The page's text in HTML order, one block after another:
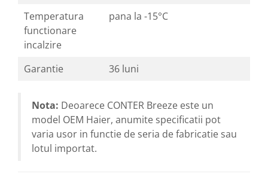
Temperatura
functionare
incalzire
pana la -15°C
Garantie 36 luni
Nota: Deoarece CONTER Breeze este un
model OEM Haier, anumite specificatii pot
varia usor in functie de seria de fabricatie sau
lotul importat.